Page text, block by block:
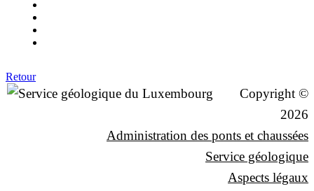
Retour
Copyright ©
2026
Administration des ponts et chaussées
Service géologique
Aspects légaux